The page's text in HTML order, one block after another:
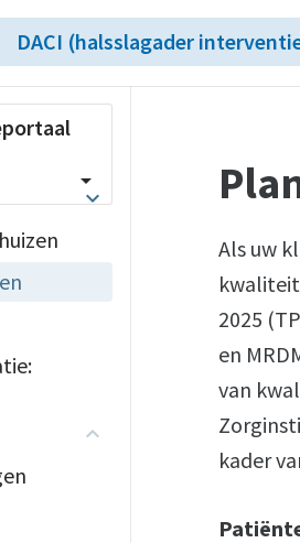
DACI (halsslagader
arrow_drop_down
Als uw
2025
en
van
kader